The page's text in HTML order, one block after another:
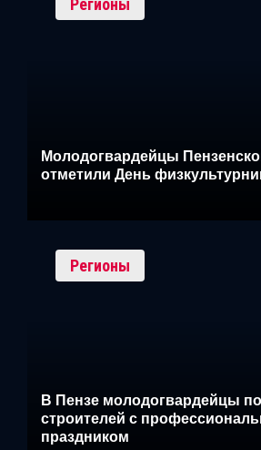
Регионы
Молодогвардейцы
отметили День
Регионы
В Пензе молодогвардейцы
строителей с
праздником